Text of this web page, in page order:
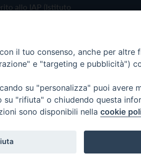
allo IAP (Istituto
il tuo consenso, anche per altre
e "targeting e pubblicità")
su "personalizza" puoi avere
"rifiuta" o chiudendo questa
sono disponibili nella cookie